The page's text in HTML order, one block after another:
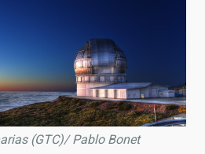
(GTC)/ Pablo Bonet